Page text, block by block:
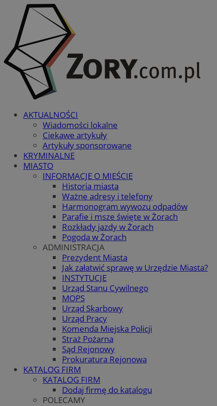
AKTUALNOŚCI
Wiadomości lokalne
Ciekawe artykuły
Artykuły sponsorowane
KRYMINALNE
MIASTO
INFORMACJE O MIEŚCIE
Historia miasta
Ważne adresy i telefony
Harmonogram wywozu odpadów
Parafie i msze święte w Żorach
Rozkłady jazdy w Żorach
Pogoda w Żorach
ADMINISTRACJA
Prezydent Miasta
Jak załatwić sprawę w Urzędzie Miasta?
INSTYTUCJE
Urząd Stanu Cywilnego
MOPS
Urząd Skarbowy
Urząd Pracy
Komenda Miejska Policji
Straż Pożarna
Sąd Rejonowy
Prokuratura Rejonowa
KATALOG FIRM
KATALOG FIRM
Dodaj firmę do katalogu
POLECAMY